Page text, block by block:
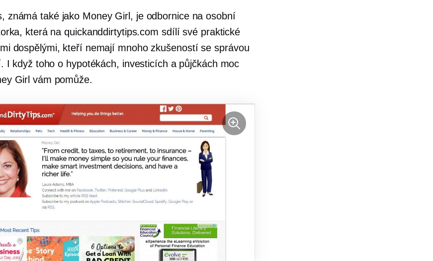
známá také jako Money Girl, je odbornice na osobní
která na quickanddirtytips.com sdílí své praktické
dospělými, kteří nemají mnoho zkušeností se správou
I když toho o hypotékách, investicích a půjčkách moc
Girl vám pomůže.